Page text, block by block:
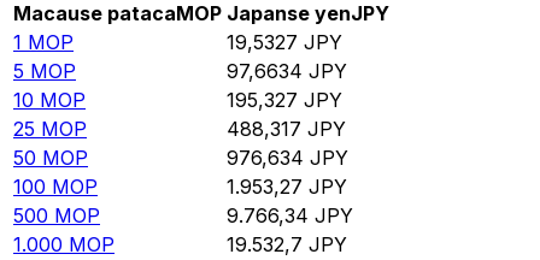
Macause patacaMOP Japanse yenJPY
1 MOP 19,5327 JPY
5 MOP 97,6634 JPY
10 MOP 195,327 JPY
25 MOP 488,317 JPY
50 MOP 976,634 JPY
100 MOP 1.953,27 JPY
500 MOP 9.766,34 JPY
1.000 MOP 19.532,7 JPY